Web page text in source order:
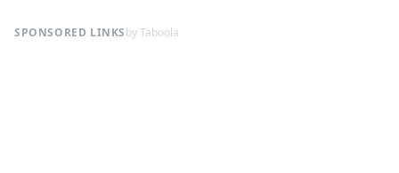
SPONSORED LINKSby Taboola